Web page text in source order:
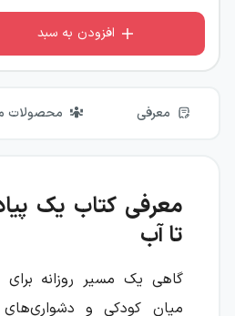
افزودن به سبد
معرفی محصولات
معرفی کتاب یک
تا آب
گاهی یک مسیر روزانه برای
میان کودکی و دشواری‌های